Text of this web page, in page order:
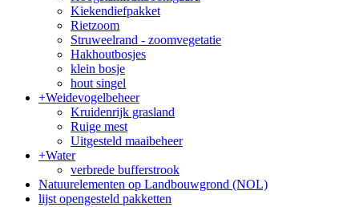
Kiekendiefpakket
Rietzoom
Struweelrand - zoomvegetatie
Hakhoutbosjes
klein bosje
hout singel
+Weidevogelbeheer
Kruidenrijk grasland
Ruige mest
Uitgesteld maaibeheer
+Water
verbrede bufferstrook
Natuurelementen op Landbouwgrond (NOL)
lijst opengesteld pakketten